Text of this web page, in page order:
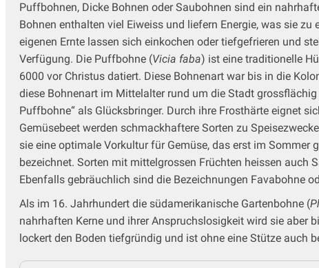
Puffbohnen, Dicke Bohnen oder Saubohnen sind ein
Bohnen enthalten viel Eiweiss und liefern Energie, was sie
eigenen Ernte lassen sich einkochen oder tiefgefrieren und
Verfügung. Die Puffbohne (Vicia faba) ist eine traditionelle
6000 vor Christus datiert. Diese Bohnenart war bis in die
diese Bohnenart im Mittelalter rund um die Stadt
Puffbohne“ als Glücksbringer. Durch ihre Frosthärte eignet
Gemüsebeet werden schmackhaftere Sorten zu
sie eine optimale Vorkultur für Gemüse, das erst im
bezeichnet. Sorten mit mittelgrossen Früchten heissen auch
Ebenfalls gebräuchlich sind die Bezeichnungen Favabohne
Als im 16. Jahrhundert die südamerikanische Gartenbohne (
nahrhaften Kerne und ihrer Anspruchslosigkeit wird sie aber
lockert den Boden tiefgründig und ist ohne eine Stütze auch